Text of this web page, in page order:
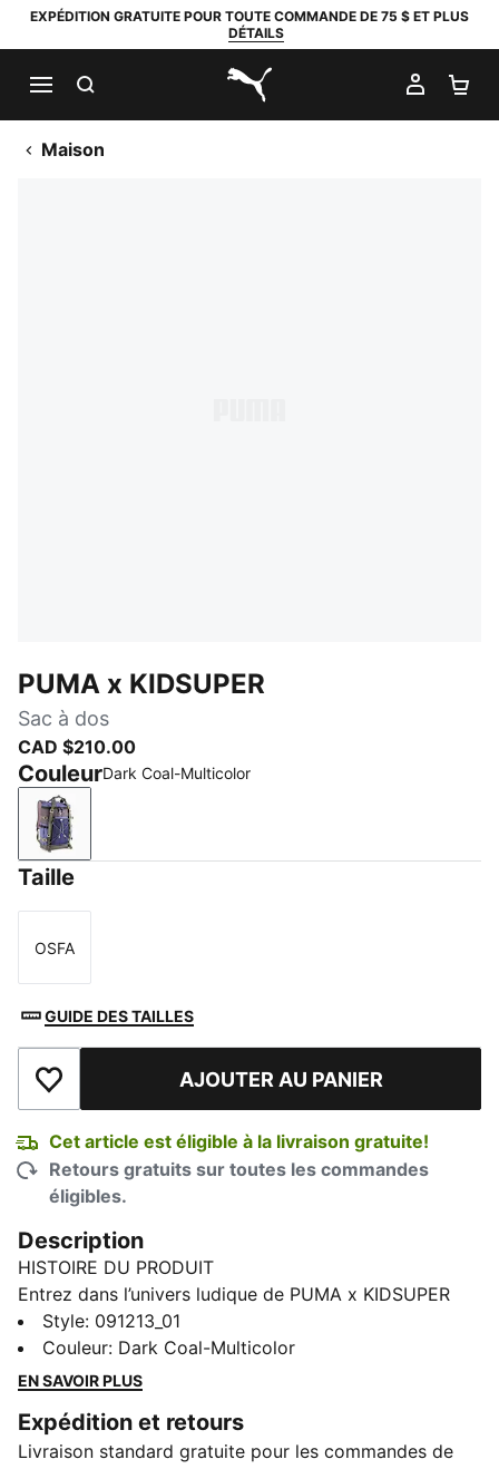
EXPÉDITION GRATUITE POUR TOUTE COMMANDE DE 75 $ ET PLUS
DÉTAILS
PUMA.com
MON
Maison
PUMA x KIDSUPER
Sac à dos
CAD $210.00
CouleurDark Coal-Multicolor
Dark Coal-Multicolor
Taille
Taille
OSFA
GUIDE DES TAILLES
Ajouter à la liste de souhaits
AJOUTER AU PANIER
Cet article est éligible à la livraison gratuite!
Retours gratuits sur toutes les commandes
éligibles.
Description
HISTOIRE DU PRODUIT
Entrez dans l’univers ludique de PUMA x KIDSUPER
avec ce sac à dos dynamique. Doté d’un
compartiment rembourré pour ordinateur portable, de
grandes poches latérales et d’un panneau en maille
qui adorent la créativité et la fonctionnalité.
CARACTÉRISTIQUES ET AVANTAGES
Style: 091213_01
Couleur: Dark Coal-Multicolor
EN SAVOIR PLUS
Expédition et retours
Livraison standard gratuite pour les commandes de